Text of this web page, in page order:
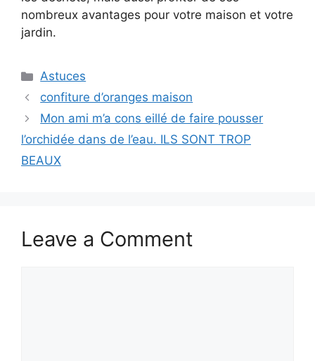
nombreux avantages pour votre maison et votre
jardin.
Categories
Astuces
confiture d’oranges maison
Mon ami m’a cons eillé de faire pousser
l’orchidée dans de l’eau. ILS SONT TROP
BEAUX
Leave a Comment